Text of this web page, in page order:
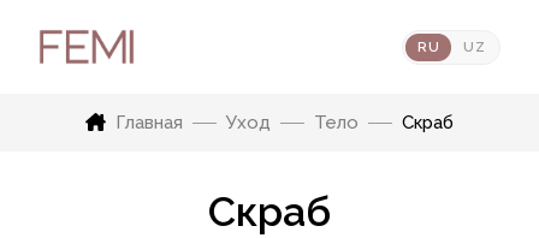
RU UZ
Главная Уход Тело Скраб
Скраб